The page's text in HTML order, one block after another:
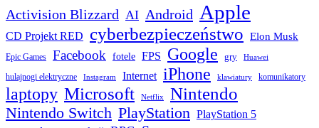
Activision Blizzard AI Android Apple
CD Projekt RED cyberbezpieczeństwo Elon Musk
Epic Games Facebook fotele FPS Google gry Huawei
hulajnogi elektryczne Instagram Internet iPhone klawiatury komunikatory
laptopy Microsoft Netflix Nintendo
Nintendo Switch PlayStation PlayStation 5